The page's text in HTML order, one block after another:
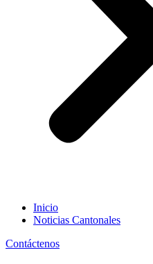
Inicio
Noticias Cantonales
Contáctenos